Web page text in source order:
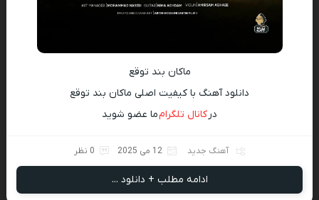
ماکان بند توقع
دانلود آهنگ با کیفیت اصلی ماکان بند توقع
درکانال تلگرامما عضو شوید
آهنگ جدید 12 می 2025 0 نظر
ادامه مطلب + دانلود ...